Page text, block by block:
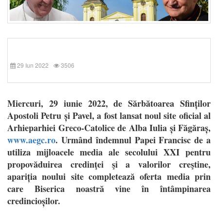
29 Iun 2022 3506
Miercuri, 29 iunie 2022, de Sărbătoarea Sfinților
Apostoli Petru și Pavel, a fost lansat noul site oficial al
Arhieparhiei Greco-Catolice de Alba Iulia și Făgăraș,
www.aegc.ro. Urmând îndemnul Papei Francisc de a
utiliza mijloacele media ale secolului XXI pentru
propovăduirea credinţei şi a valorilor creştine,
apariția noului site completează oferta media prin
care Biserica noastră vine în întâmpinarea
credincioșilor.